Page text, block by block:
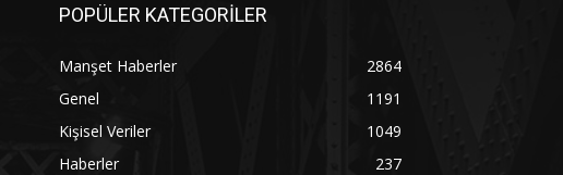
POPÜLER KATEGORİLER
Manşet Haberler
2864
Genel
1191
Kişisel Veriler
1049
Haberler
237